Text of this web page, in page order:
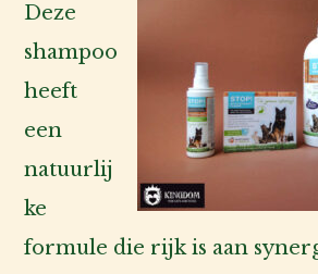
Deze
shampoo
heeft
een
natuurlij
ke
formule die rijk is aan